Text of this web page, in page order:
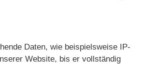
Daten, wie beispielsweise IP-
Website, bis er vollständig